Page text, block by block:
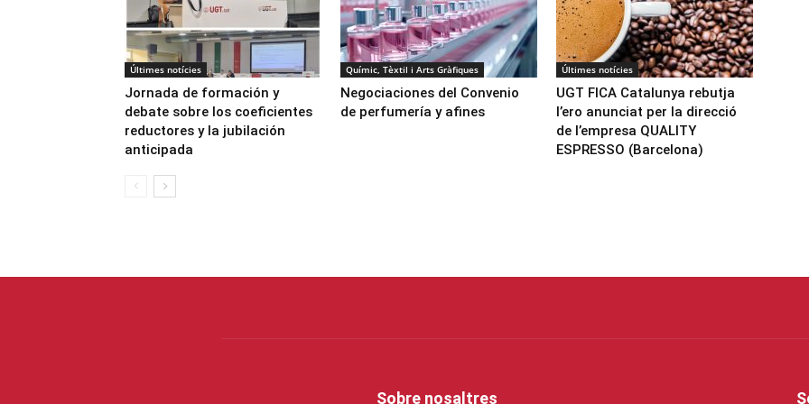
Últimes notícies
Jornada de formación y
debate sobre los coeficientes
reductores y la jubilación
anticipada
Químic, Tèxtil i Arts Gràfiques
Negociaciones del Convenio
de perfumería y afines
Últimes notícies
UGT FICA Catalunya rebutja
l’ero anunciat per la direcció
de l’empresa QUALITY
ESPRESSO (Barcelona)
Sobre nosaltres